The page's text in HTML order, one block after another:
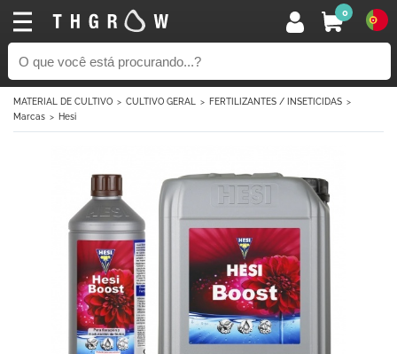
0
MATERIAL DE CULTIVO CULTIVO GERAL
FERTILIZANTES / INSETICIDAS
Marcas
Hesi